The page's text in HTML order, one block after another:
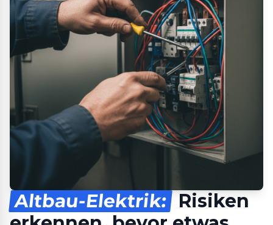
Altbau-Elektrik: Risiken